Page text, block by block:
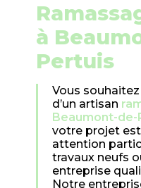
ramassage de feuilles
à
Pertuis
Vous souhaitez faire appel aux services
d’un artisan
Beaumont-de-
votre projet
attention
travaux neufs
entreprise
Notre